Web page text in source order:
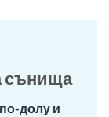
сънища
долу и